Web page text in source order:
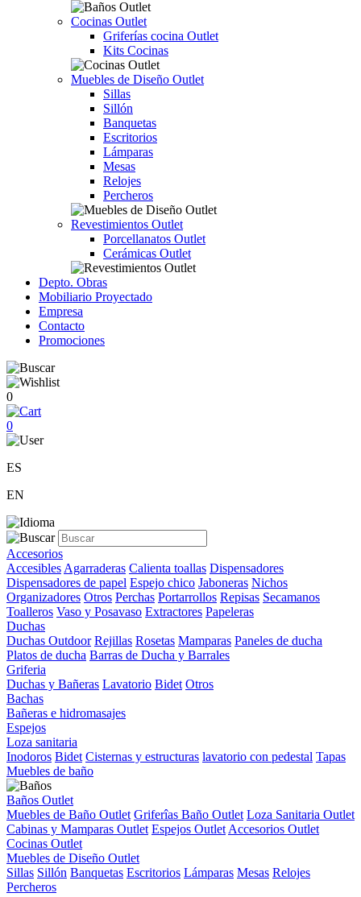
Cocinas Outlet
Griferías cocina Outlet
Kits Cocinas
Muebles de Diseño Outlet
Sillas
Sillón
Banquetas
Escritorios
Lámparas
Mesas
Relojes
Percheros
Revestimientos Outlet
Porcellanatos Outlet
Cerámicas Outlet
Depto. Obras
Mobiliario Proyectado
Empresa
Contacto
Promociones
0
0
ES
EN
Accesorios
Accesibles Agarraderas Calienta toallas Dispensadores
Dispensadores de papel Espejo chico Jaboneras Nichos
Organizadores Otros Perchas Portarrollos Repisas Secamanos
Toalleros Vaso y Posavaso Extractores Papeleras
Duchas
Duchas Outdoor Rejillas Rosetas Mamparas Paneles de ducha
Platos de ducha Barras de Ducha y Barrales
Griferia
Duchas y Bañeras Lavatorio Bidet Otros
Bachas
Bañeras e hidromasajes
Espejos
Loza sanitaria
Inodoros Bidet Cisternas y estructuras lavatorio con pedestal Tapas
Muebles de baño
Baños Outlet
Muebles de Baño Outlet Griferîas Baño Outlet Loza Sanitaria Outlet
Cabinas y Mamparas Outlet Espejos Outlet Accesorios Outlet
Cocinas Outlet
Muebles de Diseño Outlet
Sillas Sillón Banquetas Escritorios Lámparas Mesas Relojes
Percheros